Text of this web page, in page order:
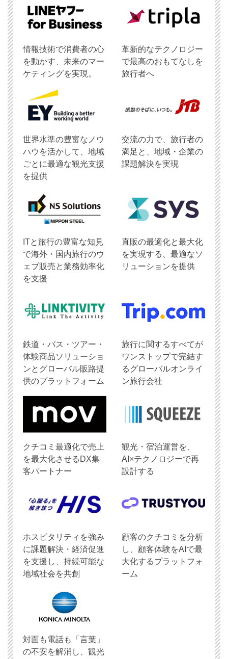
情報技術で消費者の心
を動かす、未来のマー
ケティングを実現。
革新的なテクノロジー
で最高のおもてなしを
旅行者へ
世界水準の豊富なノウ
ハウを活かして、地域
ごとに最適な観光支援
を提供
交流の力で、旅行者の
満足と、地域・企業の
課題解決を実現
ITと旅行の豊富な知見
で海外・国内旅行のウ
ェブ販売と業務効率化
を支援
直販の最適化と最大化
を実現する、最適なソ
リューションを提供
鉄道・バス・ツアー・
体験商品ソリューショ
ンとグローバル販路提
供のプラットフォーム
旅行に関するすべてが
ワンストップで完結す
るグローバルオンライ
ン旅行会社
クチコミ最適化で売上
を最大化させるDX集
客パートナー
観光・宿泊運営を、
AI×テクノロジーで再
設計する
ホスピタリティを強み
に課題解決・経済促進
を支援し、持続可能な
地域社会を共創
顧客のクチコミを分析
し、顧客体験をAIで最
大化するプラットフォ
ーム
対面も電話も「言葉」
の不安を解消し、観光